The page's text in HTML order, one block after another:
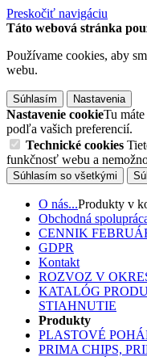
Preskočiť navigáciu
Táto webová stránka
Používame cookies, aby
webu.
Súhlasím Nastavenia
Nastavenie cookieTu
podľa vašich preferencií.
Technické cookies
funkčnosť webu a
Súhlasím so všetkými
O nás...Produkty v
Obchodná
CENNIK
GDPR
Kontakt
ROZVOZ V
KATALÓG
STIAHNUTIE
Produkty
PLASTOVÉ
PRIMA CHIPS,